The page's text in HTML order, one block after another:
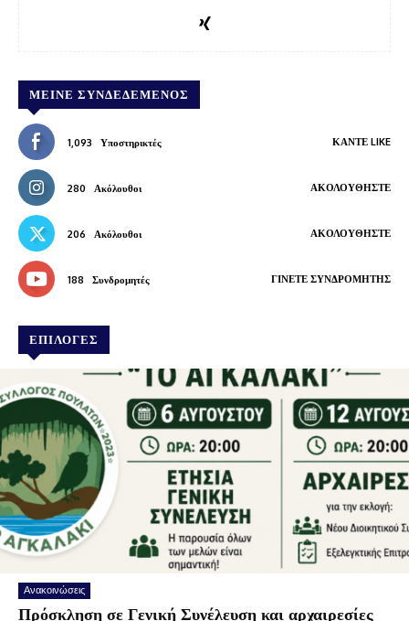
ΜΕΊΝΕ ΣΥΝΔΕΔΕΜΈΝΟΣ
1,093 Υποστηρικτές ΚΆΝΤΕ LIKE
280 Ακόλουθοι ΑΚΟΛΟΥΘΉΣΤΕ
206 Ακόλουθοι ΑΚΟΛΟΥΘΉΣΤΕ
188 Συνδρομητές ΓΊΝΕΤΕ ΣΥΝΔΡΟΜΗΤΉΣ
ΕΠΙΛΟΓΕΣ
Ανακοινώσεις
Πρόσκληση σε Γενική Συνέλευση και αρχαιρεσίες